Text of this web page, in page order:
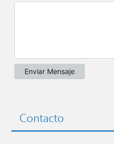
Contacto